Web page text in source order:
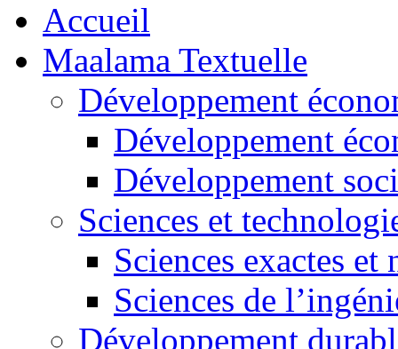
Accueil
Maalama Textuelle
Développement
Développement
Développement
Sciences et
Sciences exactes et
Sciences de
Développement